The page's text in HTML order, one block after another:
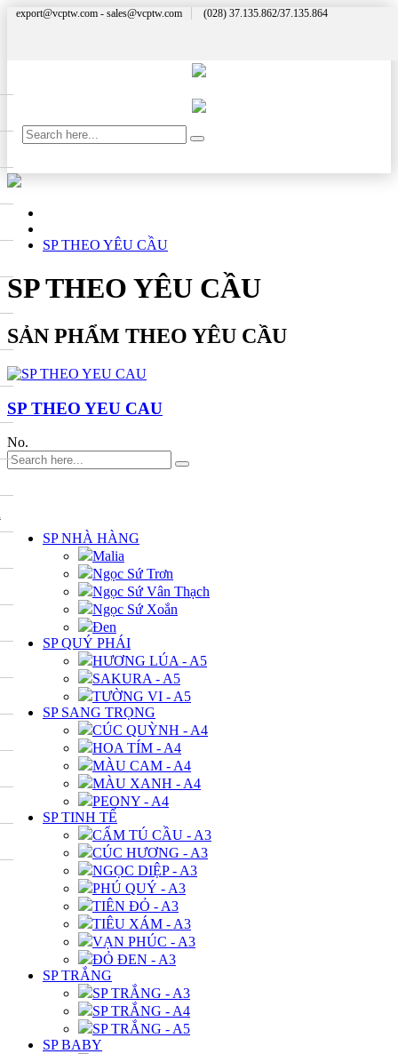
export@vcptw.com - sales@vcptw.com (028) 37.135.862/37.135.864
SP THEO YÊU CẦU
SP THEO YÊU CẦU
SẢN PHẨM THEO YÊU CẦU
SP THEO YEU CAU
No.
SP NHÀ HÀNG
Malia
Ngọc Sứ Trơn
Ngọc Sứ Vân Thạch
Ngọc Sứ Xoắn
Đen
SP QUÝ PHÁI
HƯƠNG LÚA - A5
SAKURA - A5
TƯỜNG VI - A5
SP SANG TRỌNG
CÚC QUỲNH - A4
HOA TÍM - A4
MÀU CAM - A4
MÀU XANH - A4
PEONY - A4
SP TINH TẾ
CẨM TÚ CẦU - A3
CÚC HƯƠNG - A3
NGỌC DIỆP - A3
PHÚ QUÝ - A3
TIÊN ĐỎ - A3
TIÊU XÁM - A3
VẠN PHÚC - A3
ĐỎ ĐEN - A3
SP TRẮNG
SP TRẮNG - A3
SP TRẮNG - A4
SP TRẮNG - A5
SP BABY